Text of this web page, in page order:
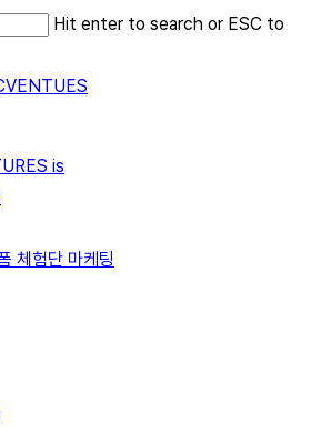
Hit enter to search or ESC to
is
체험단 마케팅